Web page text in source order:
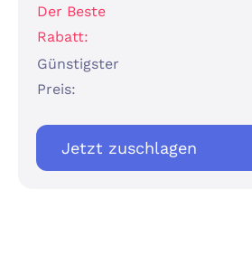
Der Beste
Rabatt:
Günstigster
Preis:
Jetzt zuschlagen